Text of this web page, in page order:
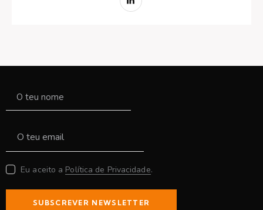
Eu aceito a Política de Privacidade.
SUBSCREVER NEWSLETTER